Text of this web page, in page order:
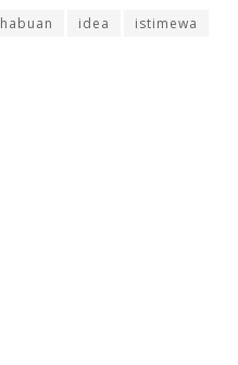
habuan idea
istimewa